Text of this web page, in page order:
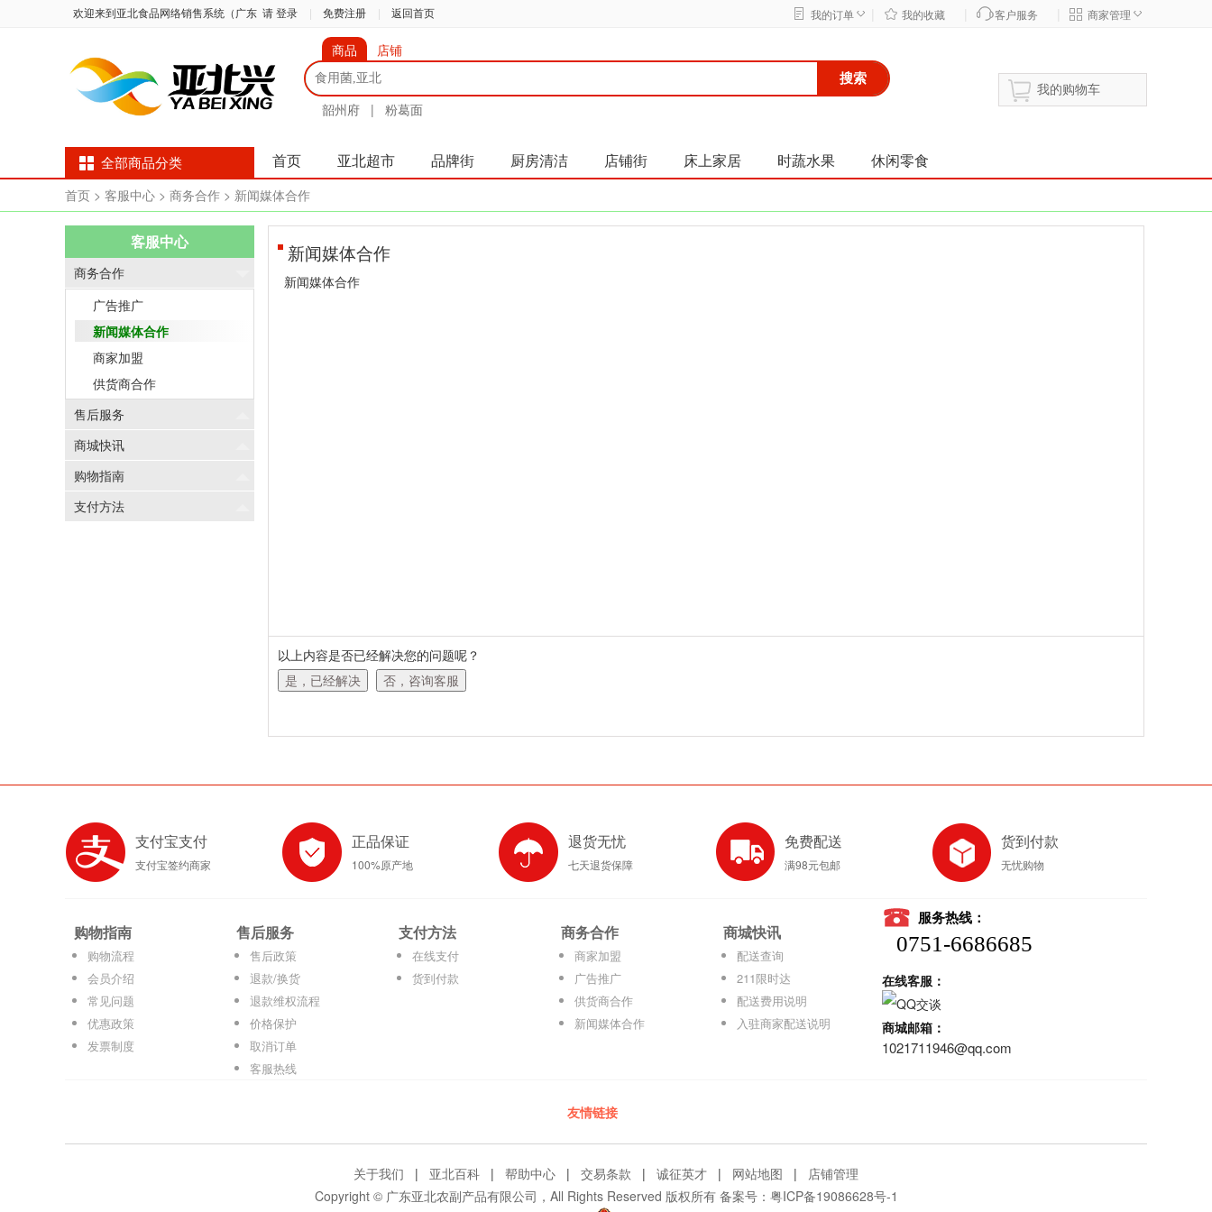
欢迎来到亚北食品网络销售系统（广东 请 登录 免费注册 返回首页 我的订单 ◇ 我的收藏 客户服务 商家管理 ◇
商品 店铺
搜索
韶州府 | 粉葛面
我的购物车
全部商品分类 首页 亚北超市 品牌街 厨房清洁 店铺街 床上家居 时蔬水果 休闲零食
首页 > 客服中心 > 商务合作 > 新闻媒体合作
客服中心
商务合作
广告推广
新闻媒体合作
商家加盟
供货商合作
售后服务
商城快讯
购物指南
支付方法
新闻媒体合作
新闻媒体合作
以上内容是否已经解决您的问题呢？
支付宝支付
支付宝签约商家
正品保证
100%原产地
退货无忧
七天退货保障
免费配送
满98元包邮
货到付款
无忧购物
购物指南
购物流程
会员介绍
常见问题
优惠政策
发票制度
售后服务
售后政策
退款/换货
退款维权流程
价格保护
取消订单
客服热线
支付方法
在线支付
货到付款
商务合作
商家加盟
广告推广
供货商合作
新闻媒体合作
商城快讯
配送查询
211限时达
配送费用说明
入驻商家配送说明
服务热线：
0751-6686685
在线客服：
商城邮箱：
1021711946@qq.com
友情链接
关于我们 | 亚北百科 | 帮助中心 | 交易条款 | 诚征英才 | 网站地图 | 店铺管理
Copyright © 广东亚北农副产品有限公司，All Rights Reserved 版权所有 备案号： 粤ICP备19086628号-1